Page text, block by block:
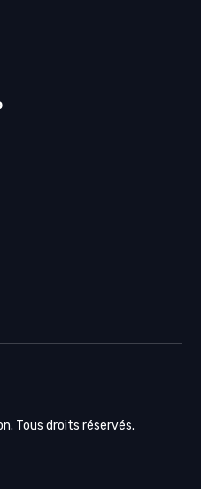
Tous droits réservés.